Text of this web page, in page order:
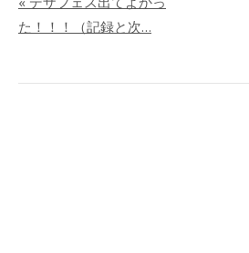
た！！！（記録と次…